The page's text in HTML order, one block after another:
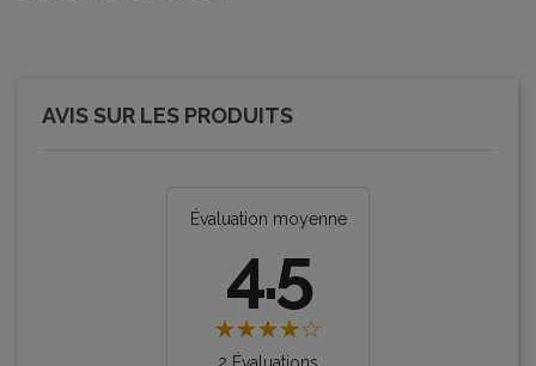
AVIS SUR LES PRODUITS
Évaluation moyenne
4.5
2 Évaluations